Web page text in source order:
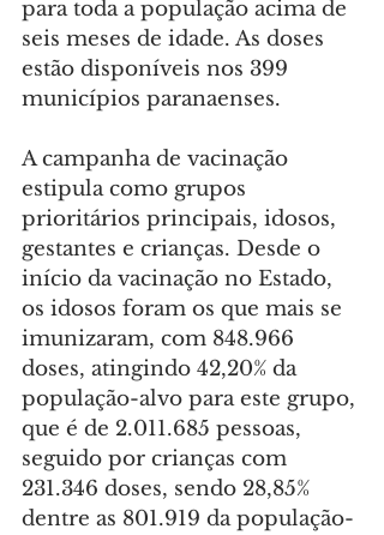
para toda a população acima de
seis meses de idade. As doses
estão disponíveis nos 399
municípios paranaenses.
A campanha de vacinação
estipula como grupos
prioritários principais, idosos,
gestantes e crianças. Desde o
início da vacinação no Estado,
os idosos foram os que mais se
imunizaram, com 848.966
doses, atingindo 42,20% da
população-alvo para este grupo,
que é de 2.011.685 pessoas,
seguido por crianças com
231.346 doses, sendo 28,85%
dentre as 801.919 da população-